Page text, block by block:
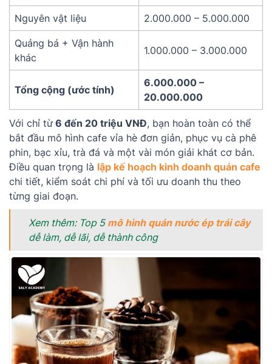
Nguyên vật liệu 2.000.000 – 5.000.000
Quảng bá + Vận hành
khác
1.000.000 – 3.000.000
Tổng cộng (ước tính)
6.000.000 –
20.000.000
Với chỉ từ6 đến 20 triệu VNĐ, bạn hoàn toàn có thể
bắt đầu mô hình cafe vỉa hè đơn giản, phục vụ cà phê
phin, bạc xỉu, trà đá và một vài món giải khát cơ bản.
Điều quan trọng là lập kế hoạch kinh doanh quán cafe
chi tiết, kiểm soát chi phí và tối ưu doanh thu theo
từng giai đoạn.
Xem thêm: Top 5 mô hình quán nước ép trái cây
dễ làm, dễ lãi, dễ thành công